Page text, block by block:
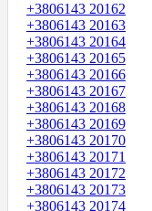
+3806143 20162
+3806143 20163
+3806143 20164
+3806143 20165
+3806143 20166
+3806143 20167
+3806143 20168
+3806143 20169
+3806143 20170
+3806143 20171
+3806143 20172
+3806143 20173
+3806143 20174